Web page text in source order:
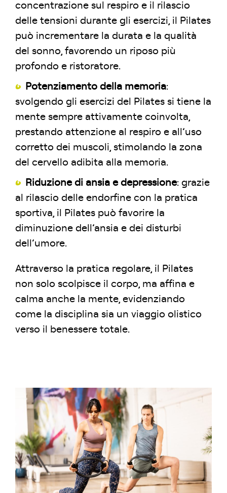
concentrazione sul respiro e il rilascio
delle tensioni durante gli esercizi, il Pilates
può incrementare la durata e la qualità
del sonno, favorendo un riposo più
profondo e ristoratore.
Potenziamento della memoria:
svolgendo gli esercizi del Pilates si tiene la
mente sempre attivamente coinvolta,
prestando attenzione al respiro e all’uso
corretto dei muscoli, stimolando la zona
del cervello adibita alla memoria.
Riduzione di ansia e depressione: grazie
al rilascio delle endorfine con la pratica
sportiva, il Pilates può favorire la
diminuzione dell’ansia e dei disturbi
dell’umore.
Attraverso la pratica regolare, il Pilates
non solo scolpisce il corpo, ma affina e
calma anche la mente, evidenziando
come la disciplina sia un viaggio olistico
verso il benessere totale.